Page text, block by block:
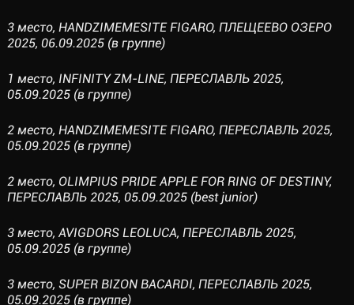
3 место, HANDZIMEMESITE FIGARO, ПЛЕЩЕЕВО ОЗЕРО
2025, 06.09.2025 (в группе)
1 место, INFINITY ZM-LINE, ПЕРЕСЛАВЛЬ 2025,
05.09.2025 (в группе)
2 место, HANDZIMEMESITE FIGARO, ПЕРЕСЛАВЛЬ 2025,
05.09.2025 (в группе)
2 место, OLIMPIUS PRIDE APPLE FOR RING OF DESTINY,
ПЕРЕСЛАВЛЬ 2025, 05.09.2025 (best junior)
3 место, AVIGDORS LEOLUCA, ПЕРЕСЛАВЛЬ 2025,
05.09.2025 (в группе)
3 место, SUPER BIZON BACARDI, ПЕРЕСЛАВЛЬ 2025,
05.09.2025 (в группе)